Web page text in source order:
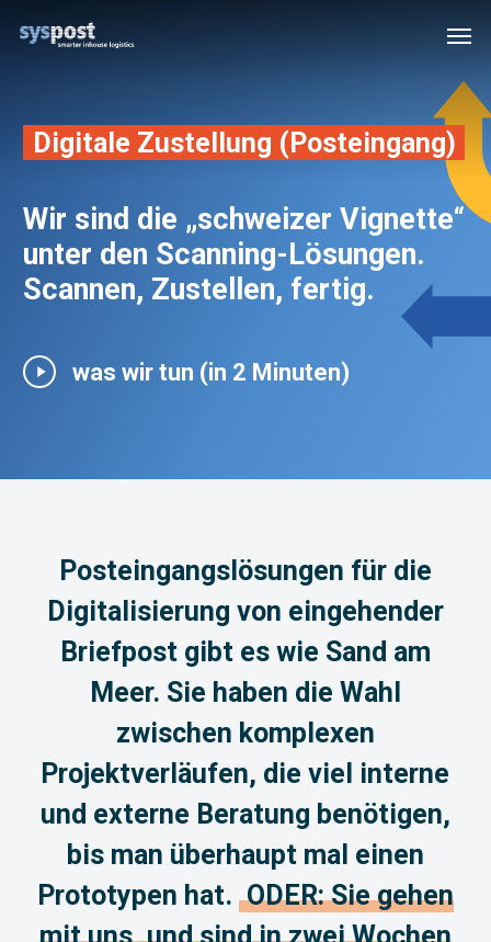
Digitale Zustellung (Posteingang)
Wir sind die „schweizer Vignette“
unter den Scanning-Lösungen.
Scannen, Zustellen, fertig.
Play
was wir tun (in 2 Minuten)
Posteingangslösungen für die
Digitalisierung von eingehender
Briefpost gibt es wie Sand am
Meer. Sie haben die Wahl
zwischen komplexen
Projektverläufen, die viel interne
und externe Beratung benötigen,
bis man überhaupt mal einen
Prototypen hat. ODER: Sie gehen